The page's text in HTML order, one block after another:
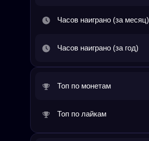
Часов наиграно (за месяц)
Часов наиграно (за год)
Топ по монетам
Топ по лайкам